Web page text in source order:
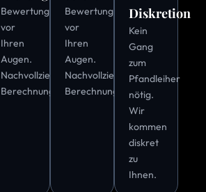
Bewertung
vor
Ihren
Augen.
Nachvollziehbare
Berechnung.
Bewertung
vor
Ihren
Augen.
Nachvollziehbare
Berechnung.
Diskretion
Kein
Gang
zum
Pfandleiher
nötig.
Wir
kommen
diskret
zu
Ihnen.